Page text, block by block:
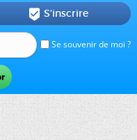
Se souvenir de moi ?
 S'inscrire